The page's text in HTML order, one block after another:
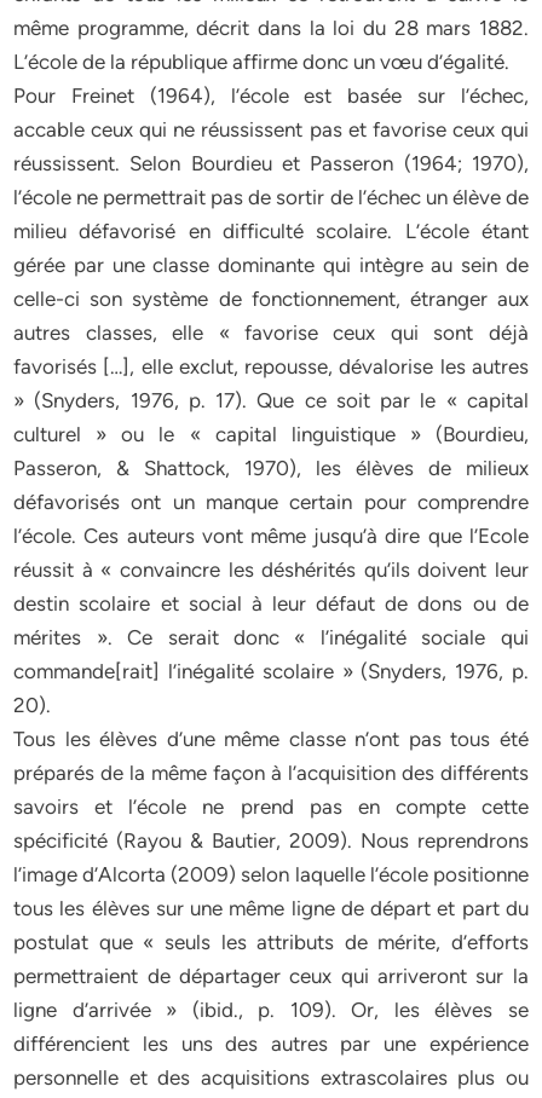
même programme, décrit dans la loi du 28 mars 1882.
L’école de la république affirme donc un vœu d’égalité.
Pour Freinet (1964), l’école est basée sur l’échec,
accable ceux qui ne réussissent pas et favorise ceux qui
réussissent. Selon Bourdieu et Passeron (1964; 1970),
l’école ne permettrait pas de sortir de l’échec un élève de
milieu défavorisé en difficulté scolaire. L’école étant
gérée par une classe dominante qui intègre au sein de
celle-ci son système de fonctionnement, étranger aux
autres classes, elle « favorise ceux qui sont déjà
favorisés […], elle exclut, repousse, dévalorise les autres
» (Snyders, 1976, p. 17). Que ce soit par le « capital
culturel » ou le « capital linguistique » (Bourdieu,
Passeron, & Shattock, 1970), les élèves de milieux
défavorisés ont un manque certain pour comprendre
l’école. Ces auteurs vont même jusqu’à dire que l’Ecole
réussit à « convaincre les déshérités qu’ils doivent leur
destin scolaire et social à leur défaut de dons ou de
mérites ». Ce serait donc « l’inégalité sociale qui
commande[rait] l’inégalité scolaire » (Snyders, 1976, p.
20).
Tous les élèves d’une même classe n’ont pas tous été
préparés de la même façon à l’acquisition des différents
savoirs et l’école ne prend pas en compte cette
spécificité (Rayou & Bautier, 2009). Nous reprendrons
l’image d’Alcorta (2009) selon laquelle l’école positionne
tous les élèves sur une même ligne de départ et part du
postulat que « seuls les attributs de mérite, d’efforts
permettraient de départager ceux qui arriveront sur la
ligne d’arrivée » (ibid., p. 109). Or, les élèves se
différencient les uns des autres par une expérience
personnelle et des acquisitions extrascolaires plus ou